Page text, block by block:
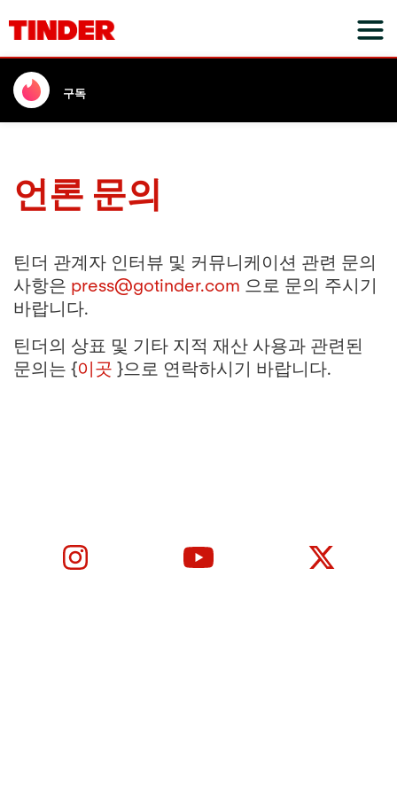
구독
언론 문의
틴더 관계자 인터뷰 및 커뮤니케이션 관련 문의
사항은 press@gotinder.com 으로 문의 주시기
바랍니다.
틴더의 상표 및 기타 지적 재산 사용과 관련된
문의는 {이곳 }으로 연락하시기 바랍니다.